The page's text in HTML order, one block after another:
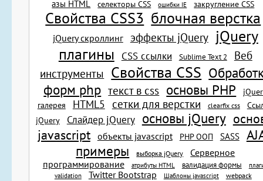
азы HTML селекторы CSS ошибки IE закругление CSS
Свойства CSS3 блочная верстка
jQuery скроллинг эффекты jQuery jQuery
плагины
CSS ссылки Sublime Text 2
Веб
инструменты
Свойства CSS
форм php текст в css основы PHP
галерея
HTML5 сетки для верстки clearfix css
jQuery
Слайдер jQuery основы jQuery
javascript объекты javascript PHP ООП SASS
примеры
выборка jQuery
Серверное
программирование
атрибуты HTML валидация формы
validation
Twitter Bootstrap Шаблоны javascript webpack